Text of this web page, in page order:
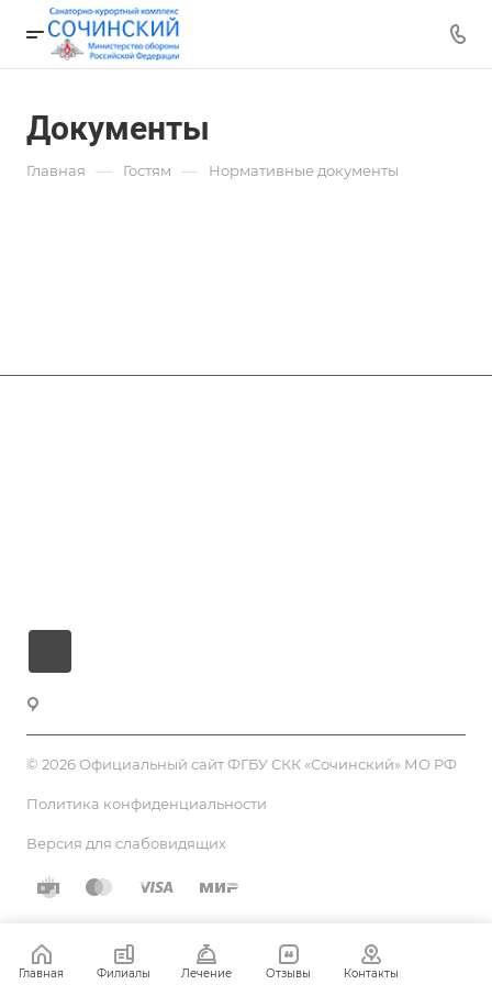
Документы
Главная — Гостям — Нормативные документы
© 2026 Официальный сайт ФГБУ СКК «Сочинский» МО РФ
Политика конфиденциальности
Версия для слабовидящих
Главная Филиалы Лечение Отзывы Контакты